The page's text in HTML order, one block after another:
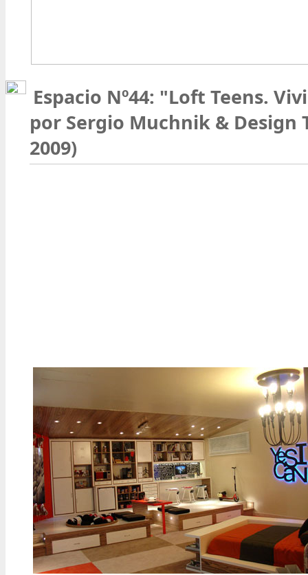
Espacio Nº44: "Loft Teens.
por Sergio Muchnik & Design
2009)